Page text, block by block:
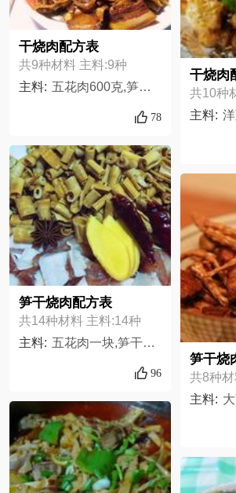
干烧肉配方表
共9种材料 主料:9种
主料: 五花肉600克,笋干200克,老抽适量,生抽适量,葱适量,冰糖适量,桂皮1小片,八角2片,料酒2勺
78
笋干烧肉配方表
共14种材料 主料:14种
主料: 五花肉一块,笋干两把,冰糖八颗,花椒若干,八角一粒,干辣椒六只,辣椒末两勺,蚝油一小汤勺,料酒一汤勺,生抽一汤勺,老抽一汤勺,盐三勺,鸡精一勺,生姜三片
96
干烧肉
共10种
主料: 洋葱圈200克
笋干烧
共8种
主料: 大茴适量